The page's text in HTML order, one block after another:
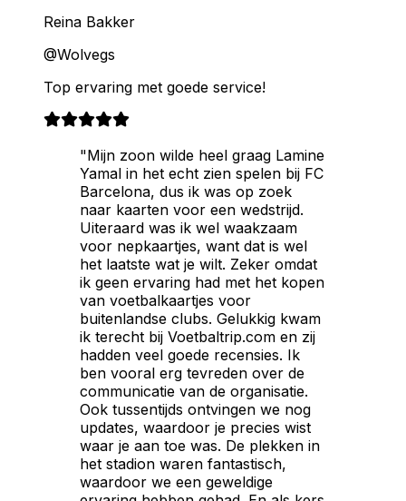
Reina Bakker
@Wolvegs
Top ervaring met goede service!
"Mijn zoon wilde heel graag Lamine
Yamal in het echt zien spelen bij FC
Barcelona, dus ik was op zoek
naar kaarten voor een wedstrijd.
Uiteraard was ik wel waakzaam
voor nepkaartjes, want dat is wel
het laatste wat je wilt. Zeker omdat
ik geen ervaring had met het kopen
van voetbalkaartjes voor
buitenlandse clubs. Gelukkig kwam
ik terecht bij Voetbaltrip.com en zij
hadden veel goede recensies. Ik
ben vooral erg tevreden over de
communicatie van de organisatie.
Ook tussentijds ontvingen we nog
updates, waardoor je precies wist
waar je aan toe was. De plekken in
het stadion waren fantastisch,
waardoor we een geweldige